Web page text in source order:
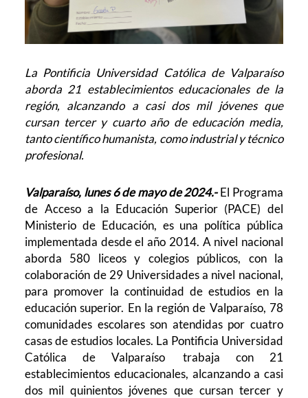
La Pontificia Universidad Católica de Valparaíso
aborda 21 establecimientos educacionales de la
región, alcanzando a casi dos mil jóvenes que
cursan tercer y cuarto año de educación media,
tanto científico humanista, como industrial y técnico
profesional.
Valparaíso, lunes 6 de mayo de 2024.-El Programa
de Acceso a la Educación Superior (PACE) del
Ministerio de Educación, es una política pública
implementada desde el año 2014. A nivel nacional
aborda 580 liceos y colegios públicos, con la
colaboración de 29 Universidades a nivel nacional,
para promover la continuidad de estudios en la
educación superior. En la región de Valparaíso, 78
comunidades escolares son atendidas por cuatro
casas de estudios locales. La Pontificia Universidad
Católica de Valparaíso
trabaja con 21
establecimientos educacionales, alcanzando a casi
dos mil quinientos jóvenes que cursan tercer y